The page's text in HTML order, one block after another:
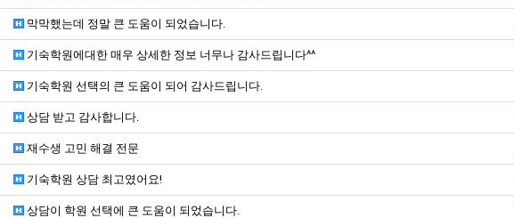
막막했는데 정말 큰 도움이 되었습니다.
기숙학원에대한 매우 상세한 정보 너무나 감사드립니다^^
기숙학원 선택의 큰 도움이 되어 감사드립니다.
상담 받고 감사합니다.
재수생 고민 해결 전문
기숙학원 상담 최고였어요!
상담이 학원 선택에 큰 도움이 되었습니다.